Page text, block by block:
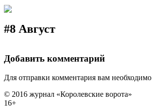
#8 Август
Добавить комментарий
Для отправки комментария вам необходимо
© 2016 журнал «Королевские ворота»
16+